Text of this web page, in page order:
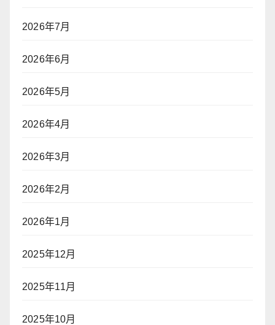
2026年7月
2026年6月
2026年5月
2026年4月
2026年3月
2026年2月
2026年1月
2025年12月
2025年11月
2025年10月